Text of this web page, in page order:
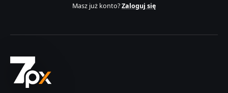
Masz już konto?Zaloguj się